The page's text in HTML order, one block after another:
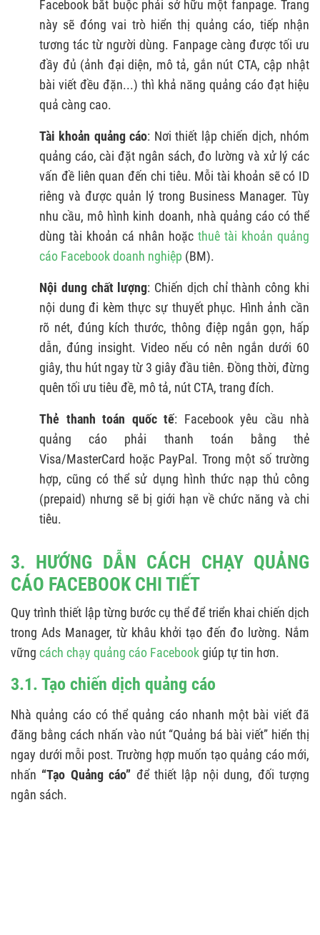
Facebook bắt buộc phải sở hữu một fanpage. Trang
này sẽ đóng vai trò hiển thị quảng cáo, tiếp nhận
tương tác từ người dùng. Fanpage càng được tối ưu
đầy đủ (ảnh đại diện, mô tả, gắn nút CTA, cập nhật
bài viết đều đặn...) thì khả năng quảng cáo đạt hiệu
quả càng cao.
Tài khoản quảng cáo: Nơi thiết lập chiến dịch, nhóm
quảng cáo, cài đặt ngân sách, đo lường và xử lý các
vấn đề liên quan đến chi tiêu. Mỗi tài khoản sẽ có ID
riêng và được quản lý trong Business Manager. Tùy
nhu cầu, mô hình kinh doanh, nhà quảng cáo có thể
dùng tài khoản cá nhân hoặc thuê tài khoản quảng
cáo Facebook doanh nghiệp (BM).
Nội dung chất lượng: Chiến dịch chỉ thành công khi
nội dung đi kèm thực sự thuyết phục. Hình ảnh cần
rõ nét, đúng kích thước, thông điệp ngắn gọn, hấp
dẫn, đúng insight. Video nếu có nên ngắn dưới 60
giây, thu hút ngay từ 3 giây đầu tiên. Đồng thời, đừng
quên tối ưu tiêu đề, mô tả, nút CTA, trang đích.
Thẻ thanh toán quốc tế: Facebook yêu cầu nhà
quảng cáo phải thanh toán bằng thẻ
Visa/MasterCard hoặc PayPal. Trong một số trường
hợp, cũng có thể sử dụng hình thức nạp thủ công
(prepaid) nhưng sẽ bị giới hạn về chức năng và chi
tiêu.
3. HƯỚNG DẪN CÁCH CHẠY QUẢNG
CÁO FACEBOOK CHI TIẾT
Quy trình thiết lập từng bước cụ thể để triển khai chiến dịch
trong Ads Manager, từ khâu khởi tạo đến đo lường. Nắm
vững cách chạy quảng cáo Facebookgiúp tự tin hơn.
3.1. Tạo chiến dịch quảng cáo
Nhà quảng cáo có thể quảng cáo nhanh một bài viết đã
đăng bằng cách nhấn vào nút “Quảng bá bài viết” hiển thị
ngay dưới mỗi post. Trường hợp muốn tạo quảng cáo mới,
nhấn “Tạo Quảng cáo” để thiết lập nội dung, đối tượng
ngân sách.